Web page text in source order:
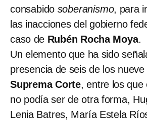
consabido soberanismo, para
las inacciones del gobierno
caso de Rubén Rocha Moya.
Un elemento que ha sido
presencia de seis de los
Suprema Corte, entre los
no podía ser de otra forma,
Lenia Batres, María Estela